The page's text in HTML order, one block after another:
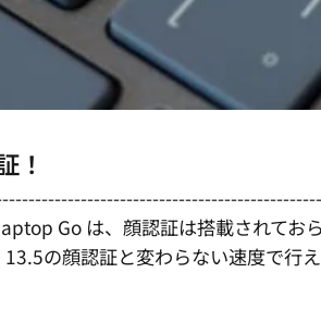
！
Go は、顔認証は搭載されてお
の顔認証と変わらない速度で行